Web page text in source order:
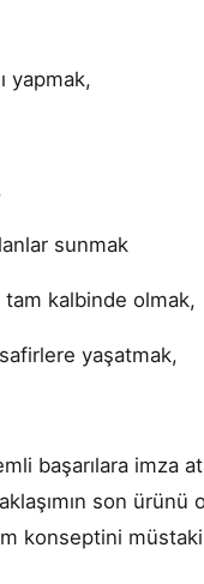
yapmak,
sunmak
tam kalbinde olmak,
yaşatmak,
başarılara imza
son ürünü
konseptini